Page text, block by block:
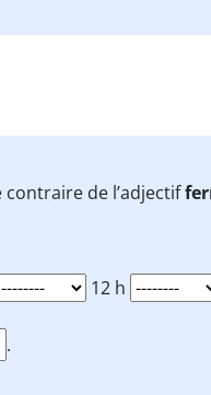
contraire de l’adjectif
12 h
.